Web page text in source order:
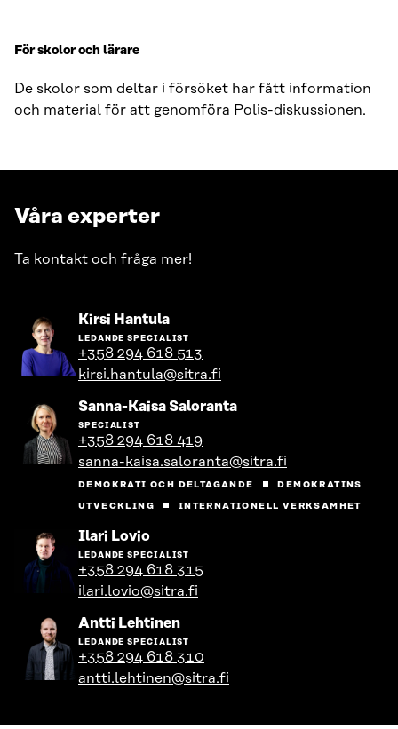
För skolor och lärare
De skolor som deltar i försöket har fått information
och material för att genomföra Polis-diskussionen.
Våra experter
Ta kontakt och fråga mer!
Kirsi HantulaGå
till
personens
profil
LEDANDE SPECIALIST
+358 294 618 513
kirsi.hantula@sitra.fi
Sanna-Kaisa SalorantaGå
SPECIALIST
+358 294 618 419
sanna-kaisa.saloranta@sitra.fi
DEMOKRATI OCH DELTAGANDE
DEMOKRATINS
UTVECKLING
INTERNATIONELL VERKSAMHET
Ilari LovioGå
till
personens
profil
LEDANDE SPECIALIST
+358 294 618 315
ilari.lovio@sitra.fi
Antti LehtinenGå
till
personens
profil
LEDANDE SPECIALIST
+358 294 618 310
antti.lehtinen@sitra.fi